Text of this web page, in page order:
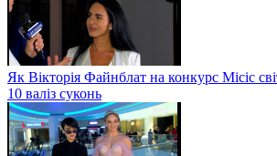
Як Вікторія Файнблат на конкурс Місіс
10 валіз суконь